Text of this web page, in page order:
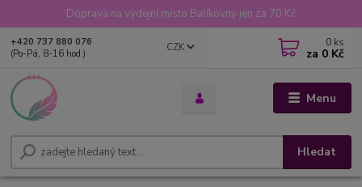
Doprava na výdejní místo Balíkovny jen za 70 Kč
Menu
CZK
Hledat
+420 737 880 076
(Po-Pá, 8-16 hod.)
0 ks
za 0 Kč